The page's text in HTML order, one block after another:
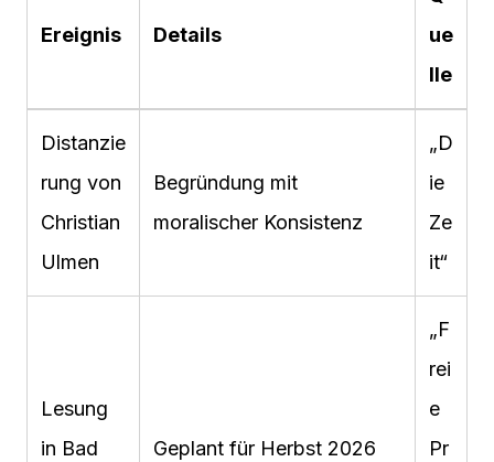
Ereignis Details
ue
lle
Distanzie
rung von
Christian
Ulmen
Begründung mit
moralischer Konsistenz
„D
ie
Ze
it“
Lesung
in Bad
Geplant für Herbst 2026
„F
rei
e
Pr